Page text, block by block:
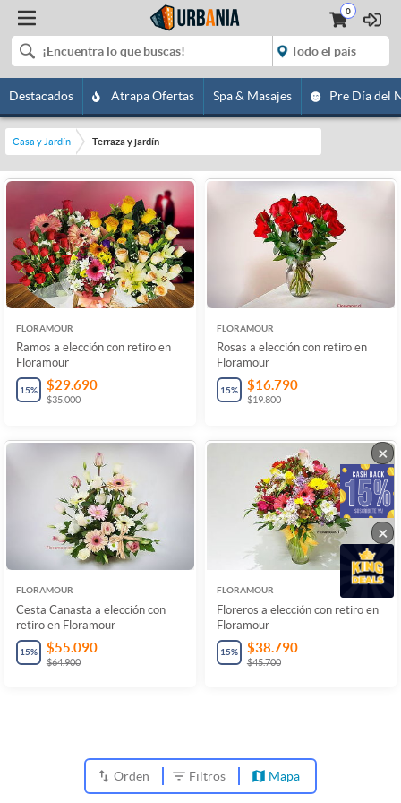
0
Destacados Atrapa Ofertas Spa & Masajes Pre Día del
Casa y Jardín Terraza y jardín
FLORAMOUR
Ramos a elección con retiro en
Floramour
15% $29.690
$35.000
FLORAMOUR
Rosas a elección con retiro en
Floramour
15% $16.790
$19.800
FLORAMOUR
Cesta Canasta a elección con
retiro en Floramour
15% $55.090
$64.900
FLORAMOUR
Floreros a elección con retiro en
Floramour
15% $38.790
$45.700
Orden Filtros Mapa
×
×